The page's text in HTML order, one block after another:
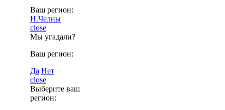
Ваш регион:
Н.Челны
close
Мы угадали?
Ваш регион:
Да Нет
close
Выберите ваш
регион: